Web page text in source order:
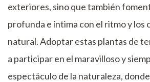
exteriores, sino que también
profunda e íntima con el ritmo y los
natural. Adoptar estas plantas de
a participar en el maravilloso y
espectáculo de la naturaleza,